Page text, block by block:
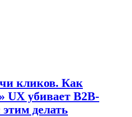
кликов. Как
UX убивает B2B-
делать